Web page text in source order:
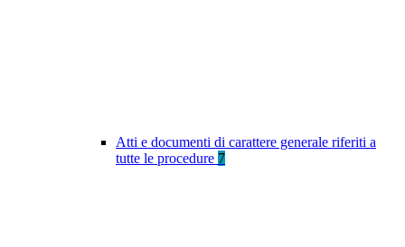
Atti e documenti di carattere generale riferiti a
tutte le procedure 7